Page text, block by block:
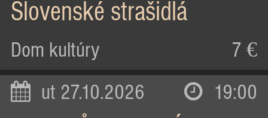
Slovenské strašidlá
Dom kultúry 7 €
ut 27.10.2026 19:00